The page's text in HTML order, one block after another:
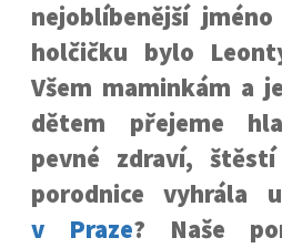
nejoblíbenější
holčičku bylo
Všem maminkám a
dětem přejeme
pevné zdraví,
porodnice vyhrála
v Praze? Naše